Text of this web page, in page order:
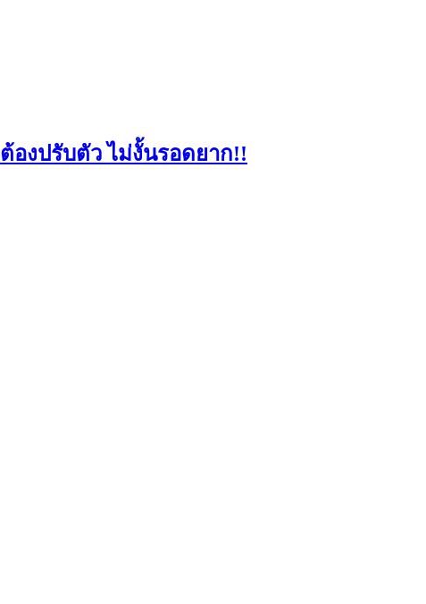
องปรับตัว ไม่งั้นรอดยาก!!